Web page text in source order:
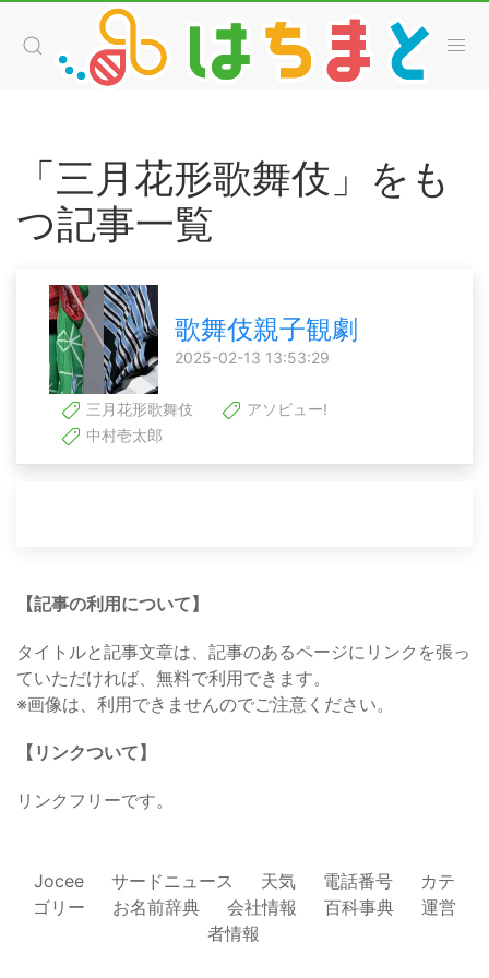
「三月花形歌舞伎」をも
つ記事一覧
歌舞伎親子観劇
2025-02-13 13:53:29
三月花形歌舞伎
アソビュー!
中村壱太郎
【記事の利用について】
タイトルと記事文章は、記事のあるページにリンクを張っ
ていただければ、無料で利用できます。
※画像は、利用できませんのでご注意ください。
【リンクついて】
リンクフリーです。
Jocee サードニュース 天気 電話番号
カテ
ゴリー
お名前辞典 会社情報 百科事典
運営
者情報